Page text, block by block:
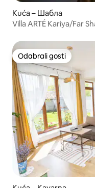
Kuća – Шабла
Villa ARTÉ Kariya/Far
Odabrali gosti
Odabrali gosti